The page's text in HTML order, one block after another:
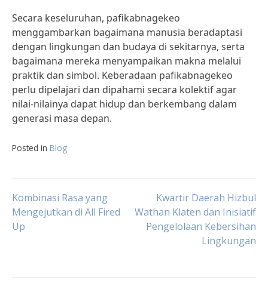
Secara keseluruhan, pafikabnagekeo
menggambarkan bagaimana manusia beradaptasi
dengan lingkungan dan budaya di sekitarnya, serta
bagaimana mereka menyampaikan makna melalui
praktik dan simbol. Keberadaan pafikabnagekeo
perlu dipelajari dan dipahami secara kolektif agar
nilai-nilainya dapat hidup dan berkembang dalam
generasi masa depan.
Posted in Blog
Post
navigation
Kombinasi Rasa yang
Mengejutkan di All Fired
Up
Kwartir Daerah Hizbul
Wathan Klaten dan Inisiatif
Pengelolaan Kebersihan
Lingkungan